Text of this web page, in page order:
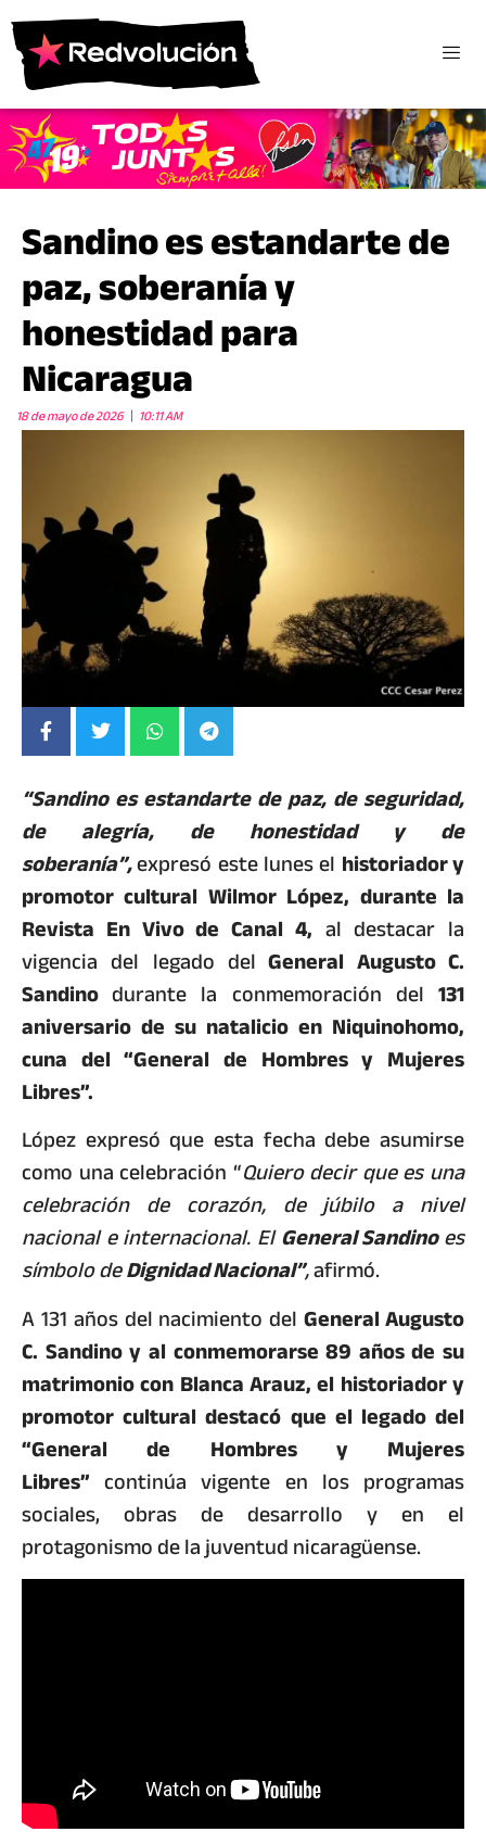
Sandino es estandarte de
paz, soberanía y
honestidad para
Nicaragua
18 de mayo de 2026 10:11 AM
“Sandino es estandarte de paz, de seguridad,
de alegría, de honestidad y de
soberanía”,expresó este lunes el historiador y
promotor cultural Wilmor López, durante la
Revista En Vivo de Canal 4, al destacar la
vigencia del legado del General Augusto C.
Sandinodurante la conmemoración del131
aniversario de su natalicio en Niquinohomo,
cuna del “General de Hombres y Mujeres
Libres”.
López expresó que esta fecha debe asumirse
como una celebración “Quiero decir que es una
celebración de corazón, de júbilo a nivel
nacional e internacional. ElGeneral Sandinoes
símbolo deDignidad Nacional”,afirmó.
A 131 años del nacimiento delGeneral Augusto
C. Sandino y al conmemorarse 89 años de su
matrimonio con Blanca Arauz, el historiador y
promotor cultural destacó que el legado del
“General de Hombres y Mujeres
Libres” continúa vigente en los programas
sociales, obras de desarrollo y en el
protagonismo de la juventud nicaragüense.